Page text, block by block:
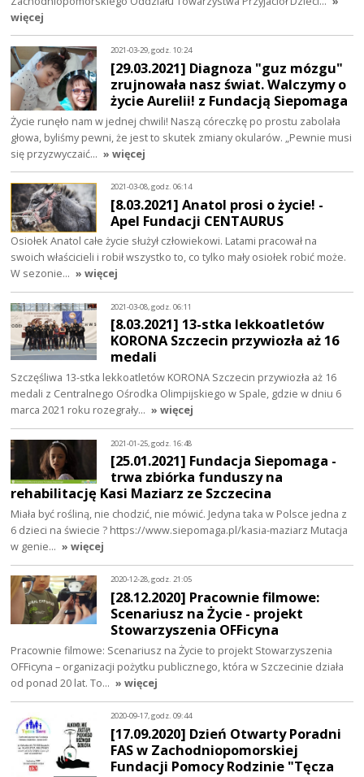
więcej
2021-03-29, godz. 10:24
[29.03.2021] Diagnoza "guz mózgu"
zrujnowała nasz świat. Walczymy o
życie Aurelii! z Fundacją Siepomaga
Życie runęło nam w jednej chwili! Naszą córeczkę po prostu zabolała
głowa, byliśmy pewni, że jest to skutek zmiany okularów. „Pewnie musi
się przyzwyczaić… » więcej
2021-03-08, godz. 06:14
[8.03.2021] Anatol prosi o życie! -
Apel Fundacji CENTAURUS
Osiołek Anatol całe życie służył człowiekowi. Latami pracował na
swoich właścicieli i robił wszystko to, co tylko mały osiołek robić może.
W sezonie… » więcej
2021-03-08, godz. 06:11
[8.03.2021] 13-stka lekkoatletów
KORONA Szczecin przywiozła aż 16
medali
Szczęśliwa 13-stka lekkoatletów KORONA Szczecin przywiozła aż 16
medali z Centralnego Ośrodka Olimpijskiego w Spale, gdzie w dniu 6
marca 2021 roku rozegrały… » więcej
2021-01-25, godz. 16:48
[25.01.2021] Fundacja Siepomaga -
trwa zbiórka funduszy na
rehabilitację Kasi Maziarz ze Szczecina
Miała być rośliną, nie chodzić, nie mówić. Jedyna taka w Polsce jedna z
6 dzieci na świecie ? https://www.siepomaga.pl/kasia-maziarz Mutacja
w genie… » więcej
2020-12-28, godz. 21:05
[28.12.2020] Pracownie filmowe:
Scenariusz na Życie - projekt
Stowarzyszenia OFFicyna
Pracownie filmowe: Scenariusz na Życie to projekt Stowarzyszenia
OFFicyna – organizacji pożytku publicznego, która w Szczecinie działa
od ponad 20 lat. To… » więcej
2020-09-17, godz. 09:44
[17.09.2020] Dzień Otwarty Poradni
FAS w Zachodniopomorskiej
Fundacji Pomocy Rodzinie "Tęcza